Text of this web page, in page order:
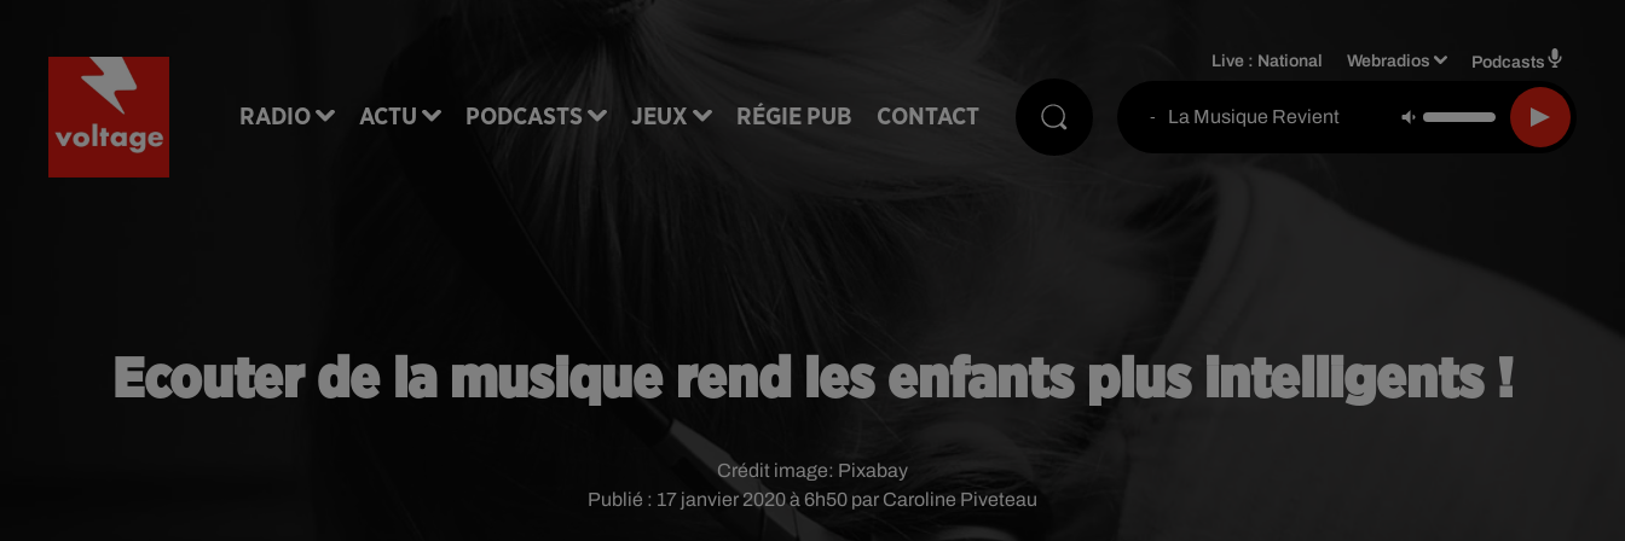
RADIO ACTU PODCASTS JEUX RÉGIE PUB CONTACT
Live : National Webradios Podcasts
- La Musique Revient
Ecouter de la musique rend les enfants plus intelligents !
Publié : 17 janvier 2020 à 6h50 par Caroline Piveteau
Crédit image: Pixabay